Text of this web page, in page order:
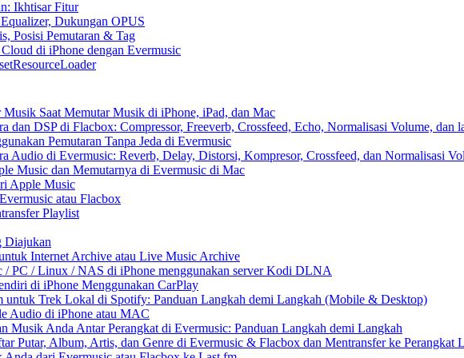
Ikhtisar Fitur
Dukungan OPUS
Posisi Pemutaran & Tag
di iPhone dengan Evermusic
Saat Memutar Musik di iPhone, iPad, dan Mac
dan DSP di Flacbox: Compressor, Freeverb, Crossfeed, Echo, Normalisasi Volume, dan
Pemutaran Tanpa Jeda di Evermusic
Audio di Evermusic: Reverb, Delay, Distorsi, Kompresor, Crossfeed, dan Normalisasi
Music dan Memutarnya di Evermusic di Mac
Apple Music
atau Flacbox
Playlist
Diajukan
Internet Archive atau Live Music Archive
/ PC / Linux / NAS di iPhone menggunakan server Kodi DLNA
di iPhone Menggunakan CarPlay
untuk Trek Lokal di Spotify: Panduan Langkah demi Langkah (Mobile & Desktop)
Audio di iPhone atau MAC
Musik Anda Antar Perangkat di Evermusic: Panduan Langkah demi Langkah
Putar, Album, Artis, dan Genre di Evermusic & Flacbox dan Mentransfer ke Perangkat